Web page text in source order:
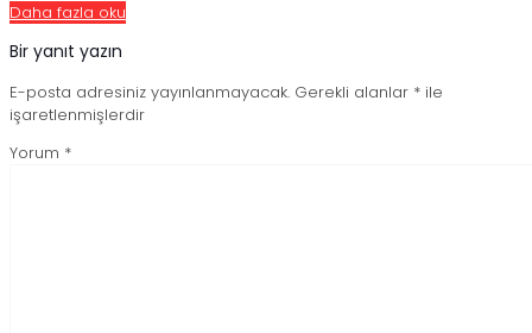
Daha fazla oku
Bir yanıt yazın
E-posta adresiniz yayınlanmayacak. Gerekli alanlar * ile
işaretlenmişlerdir
Yorum *